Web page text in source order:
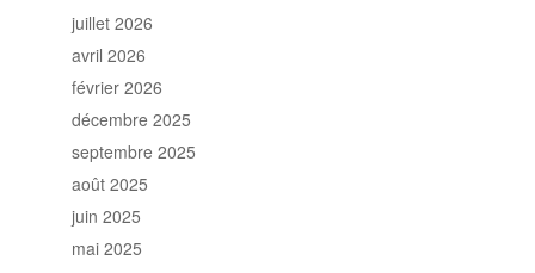
juillet 2026
avril 2026
février 2026
décembre 2025
septembre 2025
août 2025
juin 2025
mai 2025